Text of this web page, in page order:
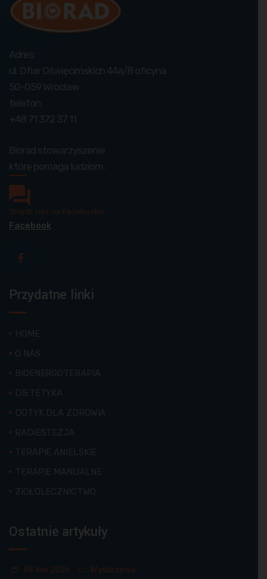
Adres:
ul. Ofiar Oświęcimskich 44a/8 oficyna
50-059 Wrocław
telefon:
+48 71 372 37 11
Biorad stowarzyszenie
które pomaga ludziom.
Znajdź nas na Facebooku
Facebook
Przydatne linki
HOME
O NAS
BIOENERGOTERAPIA
DIETETYKA
DOTYK DLA ZDROWIA
RADIESTEZJA
TERAPIE ANIELSKIE
TERAPIE MANUALNE
ZIOŁOLECZNICTWO
Ostatnie artykuły
08 kwi 2026 Wydarzenia